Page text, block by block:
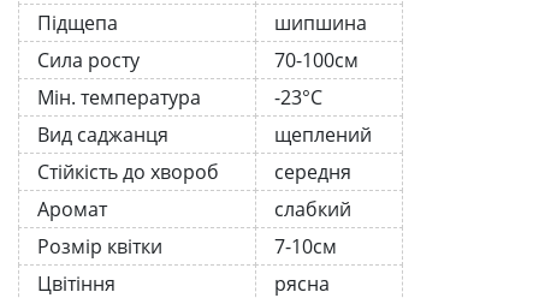
Підщепа
шипшина
Сила росту
70-100см
Мін. температура
-23°C
Вид саджанця
щеплений
Стійкість до хвороб
середня
Аромат
слабкий
Розмір квітки
7-10см
Цвітіння
рясна